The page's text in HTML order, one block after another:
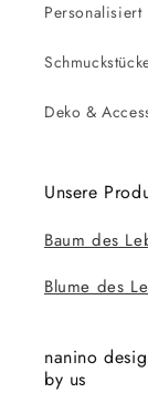
Personalisiert
Deko &
Unsere
Baum des
Blume des
nanino
by us